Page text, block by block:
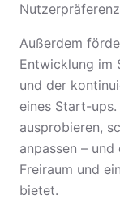
Außerdem
Entwicklung im
und der
eines Start-ups.
ausprobieren,
anpassen –
Freiraum und
bietet.